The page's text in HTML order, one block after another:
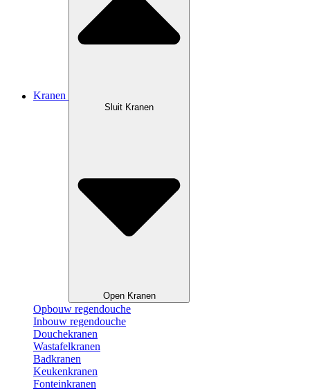
Kranen
Sluit Kranen
Open Kranen
Opbouw regendouche
Inbouw regendouche
Douchekranen
Wastafelkranen
Badkranen
Keukenkranen
Fonteinkranen